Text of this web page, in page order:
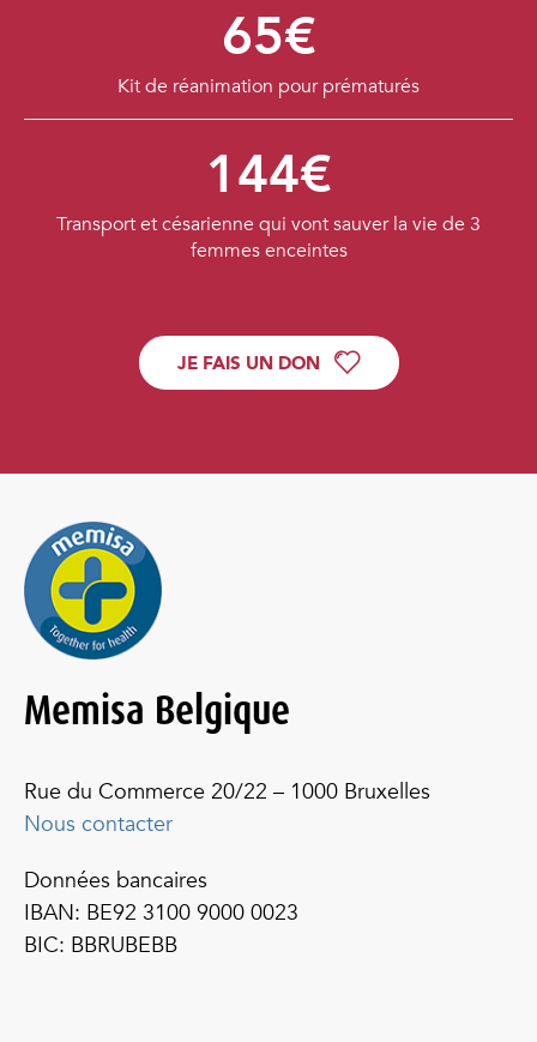
65€
Kit de réanimation pour prématurés
144€
Transport et césarienne qui vont sauver la vie de 3
femmes enceintes
JE FAIS UN DON
Memisa Belgique
Rue du Commerce 20/22 – 1000 Bruxelles
Nous contacter
Données bancaires
IBAN: BE92 3100 9000 0023
BIC: BBRUBEBB